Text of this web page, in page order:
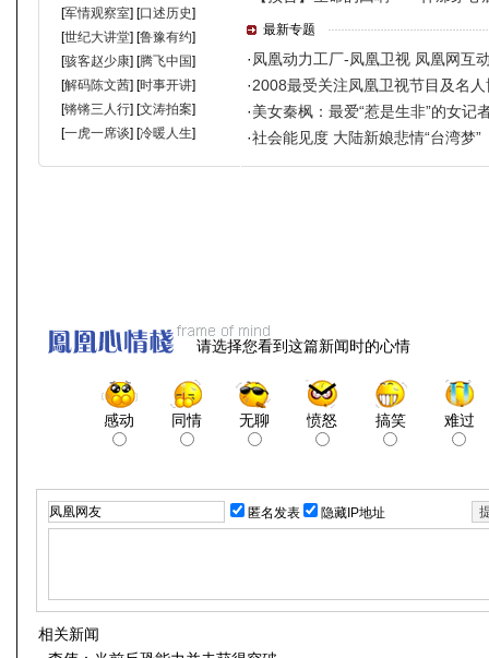
请选择您看到这篇新闻时的心情
感动 同情 无聊 愤怒 搞笑 难过
匿名发表 隐藏IP地址
相关新闻